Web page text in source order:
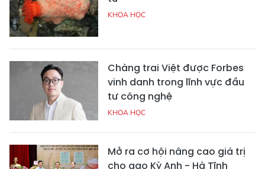
KHOA HỌC
Chàng trai Việt được Forbes
vinh danh trong lĩnh vực đầu
tư công nghệ
KHOA HỌC
Mở ra cơ hội nâng cao giá trị
cho gạo Kỳ Anh - Hà Tĩnh